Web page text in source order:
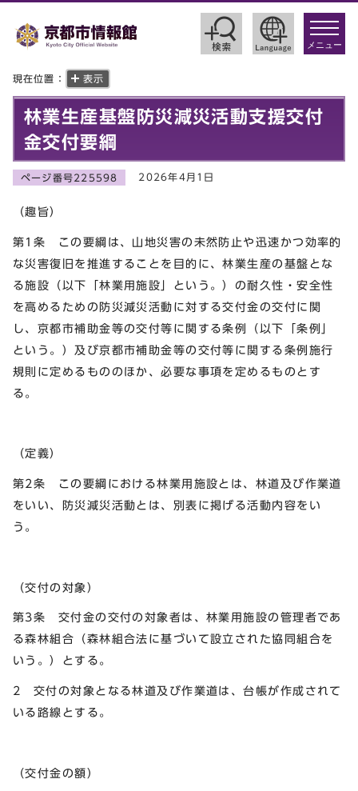
toggle
メニュー
現在位置： 表示
林業生産基盤防災減災活動支援交付
金交付要綱
ページ番号225598 2026年4月1日
（趣旨）
第1条 この要綱は、山地災害の未然防止や迅速かつ効率的
な災害復旧を推進することを目的に、林業生産の基盤とな
る施設（以下「林業用施設」という。）の耐久性・安全性
を高めるための防災減災活動に対する交付金の交付に関
し、京都市補助金等の交付等に関する条例（以下「条例」
という。）及び京都市補助金等の交付等に関する条例施行
規則に定めるもののほか、必要な事項を定めるものとす
る。
（定義）
第2条 この要綱における林業用施設とは、林道及び作業道
をいい、防災減災活動とは、別表に掲げる活動内容をい
う。
（交付の対象）
第3条 交付金の交付の対象者は、林業用施設の管理者であ
る森林組合（森林組合法に基づいて設立された協同組合を
いう。）とする。
2 交付の対象となる林道及び作業道は、台帳が作成されて
いる路線とする。
（交付金の額）